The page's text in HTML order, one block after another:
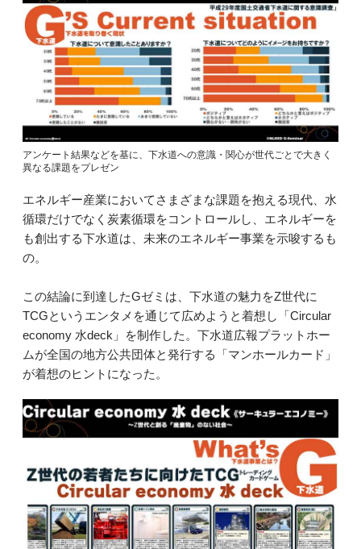
アンケート結果などを基に、下水道への意識・関心が世代ごとで大きく
異なる課題をプレゼン
エネルギー産業においてさまざまな課題を抱える現代、水
循環だけでなく炭素循環をコントロールし、エネルギーを
も創出する下水道は、未来のエネルギー事業を示唆するも
の。
この結論に到達したGゼミは、下水道の魅力をZ世代に
TCGというエンタメを通じて広めようと着想し「Circular
economy 水deck」を制作した。下水道広報プラットホー
ムが全国の地方公共団体と発行する「マンホールカード」
が着想のヒントになった。